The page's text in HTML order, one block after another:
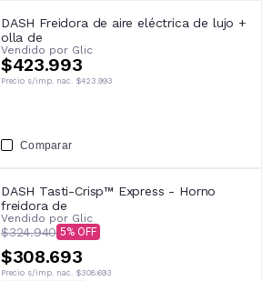
DASH Freidora de aire eléctrica de lujo +
olla de
Vendido por Glic
$423.993
Precio s/imp. nac. $423.993
Comparar
DASH Tasti-Crisp™ Express - Horno
freidora de
Vendido por Glic
$324.940 5
$308.693
Precio s/imp. nac. $308.693